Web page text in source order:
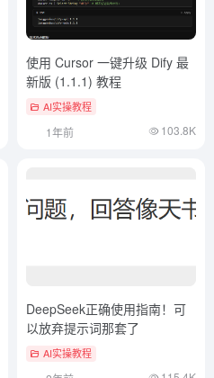
使用 Cursor 一键升级 Dify 最
新版 (1.1.1) 教程
AI实操教程
1年前 103.8K
DeepSeek正确使用指南！可
以放弃提示词那套了
AI实操教程